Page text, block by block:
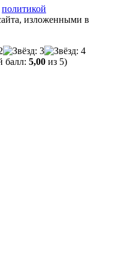
политикой
изложенными в
балл: 5,00 из 5)